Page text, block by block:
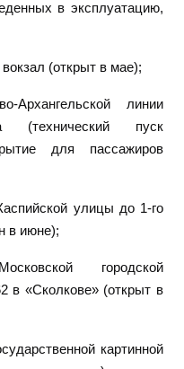
в эксплуатацию,
(открыт в мае);
линии
(технический пуск
для пассажиров
улицы до 1-го
в июне);
городской
в «Сколкове» (открыт в
картинной